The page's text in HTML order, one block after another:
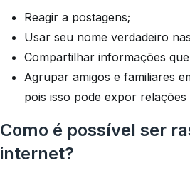
Reagir a postagens;
Usar seu nome verdadeiro
Compartilhar informações
Agrupar amigos e familiares
pois isso pode expor relações
Como é possível ser
internet?